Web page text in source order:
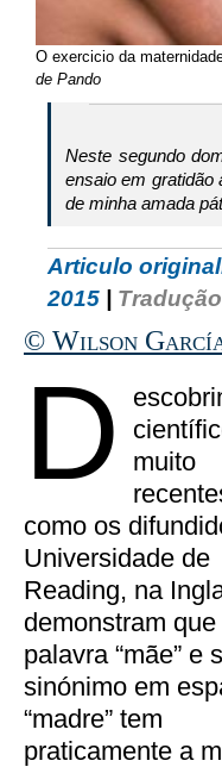
O exercicio da
de Pando
Neste segundo
ensaio em gratidão
de minha amada
Articulo
2015 |
© Wilson
D
muito
como os
Universidade de
Reading, na
demonstram que
palavra “mãe” e
sinónimo em
“madre” tem
praticamente a